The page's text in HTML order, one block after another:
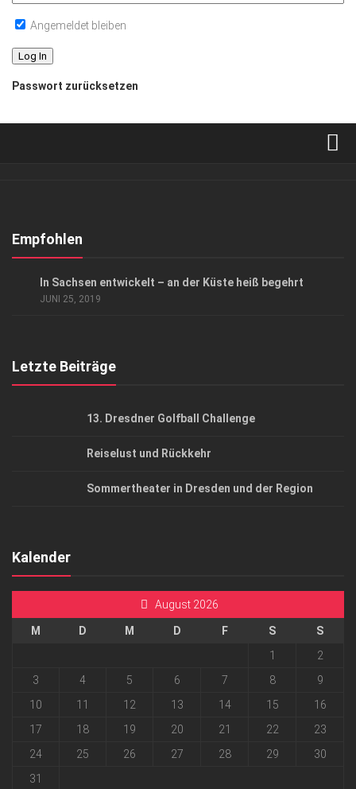
Angemeldet bleiben
Passwort zurücksetzen
Kontakt, Impressum
Empfohlen
In Sachsen entwickelt – an der Küste heiß begehrt
JUNI 25, 2019
Letzte Beiträge
13. Dresdner Golfball Challenge
Reiselust und Rückkehr
Sommertheater in Dresden und der Region
Kalender
August 2026
M D M D F S
S
1
2
3
4 5 6 7 8
9
10
11 12 13 14 15
16
17
18 19 20 21 22
23
24
25 26 27 28 29
30
31